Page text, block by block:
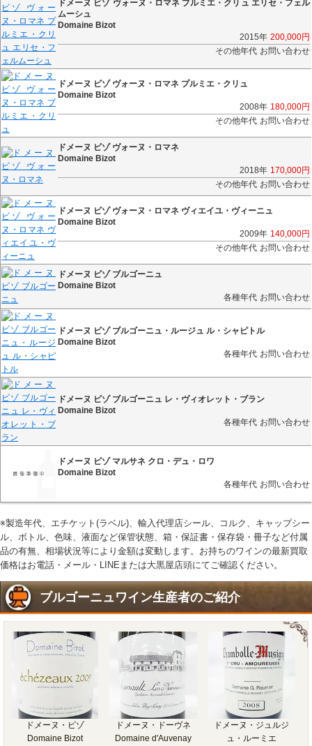
ドメーヌ ビゾ ヴォーヌ・ロマネ プルミエ・クリュ エリセ・フェル
ムーシュ
Domaine Bizot
2015年 200,000円
その他年代 お問い合わせ
ドメーヌ ビゾ ヴォーヌ・ロマネ プルミエ・クリュ
Domaine Bizot
2008年 180,000円
その他年代 お問い合わせ
ドメーヌ ビゾ ヴォーヌ・ロマネ
Domaine Bizot
2018年 170,000円
その他年代 お問い合わせ
ドメーヌ ビゾ ヴォーヌ・ロマネ ヴィエイユ・ヴィーニュ
Domaine Bizot
2009年 140,000円
その他年代 お問い合わせ
ドメーヌ ビゾ ブルゴーニュ
Domaine Bizot
各種年代 お問い合わせ
ドメーヌ ビゾ ブルゴーニュ・ルージュ ル・シャピトル
Domaine Bizot
各種年代 お問い合わせ
ドメーヌ ビゾ ブルゴーニュ レ・ヴィオレット・ブラン
Domaine Bizot
各種年代 お問い合わせ
ドメーヌ ビゾ マルサネ クロ・デュ・ロワ
Domaine Bizot
各種年代 お問い合わせ
※製造年代、エチケット(ラベル)、輸入代理店シール、コルク、キャップシー
ル、ボトル、色味、液面など保管状態、箱・保証書・保存袋・冊子など付属
品の有無、相場状況等により金額は変動します。お持ちのワインの最新買取
価格はお電話・メール・LINEまたは大黒屋店頭にてご確認ください。
ブルゴーニュワイン生産者のご紹介
ドメーヌ・ビゾ
Domaine Bizot
ドメーヌ・ドーヴネ
Domaine d'Auvenay
ドメーヌ・ジュルジ
ュ・ルーミエ